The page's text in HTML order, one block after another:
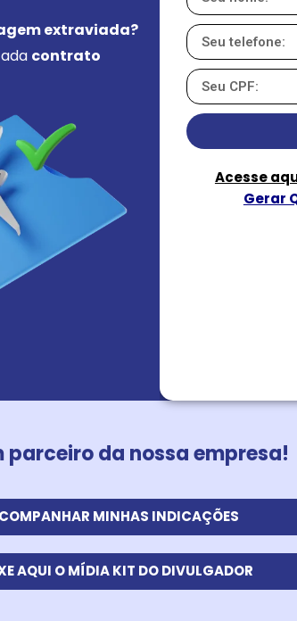
extraviada?
contrato
Acesse
Gerar
parceiro da nossa empresa!
MINHAS INDICAÇÕES
AQUI O MÍDIA KIT DO DIVULGADOR